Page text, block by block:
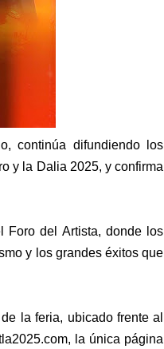
continúa difundiendo los
y la Dalia 2025, y confirma
Foro del Artista, donde los
y los grandes éxitos que
la feria, ubicado frente al
la única página